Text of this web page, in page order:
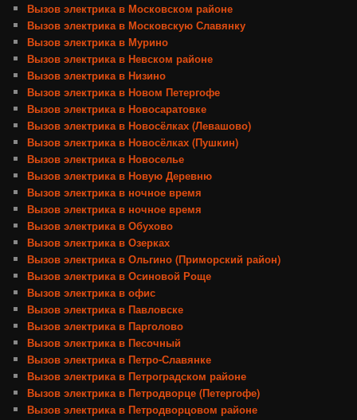
Вызов электрика в Московском районе
Вызов электрика в Московскую Славянку
Вызов электрика в Мурино
Вызов электрика в Невском районе
Вызов электрика в Низино
Вызов электрика в Новом Петергофе
Вызов электрика в Новосаратовке
Вызов электрика в Новосёлках (Левашово)
Вызов электрика в Новосёлках (Пушкин)
Вызов электрика в Новоселье
Вызов электрика в Новую Деревню
Вызов электрика в ночное время
Вызов электрика в ночное время
Вызов электрика в Обухово
Вызов электрика в Озерках
Вызов электрика в Ольгино (Приморский район)
Вызов электрика в Осиновой Роще
Вызов электрика в офис
Вызов электрика в Павловске
Вызов электрика в Парголово
Вызов электрика в Песочный
Вызов электрика в Петро-Славянке
Вызов электрика в Петроградском районе
Вызов электрика в Петродворце (Петергофе)
Вызов электрика в Петродворцовом районе